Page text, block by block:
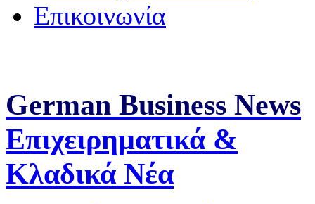
Επικοινωνία
German Business News
Επιχειρηματικά &
Κλαδικά Νέα